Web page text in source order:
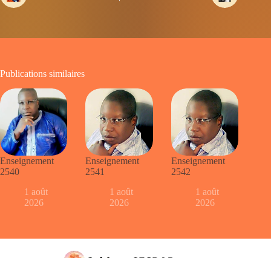
Publications similaires
Enseignement
2540
1 août
2026
Enseignement
2541
1 août
2026
Enseignement
2542
1 août
2026